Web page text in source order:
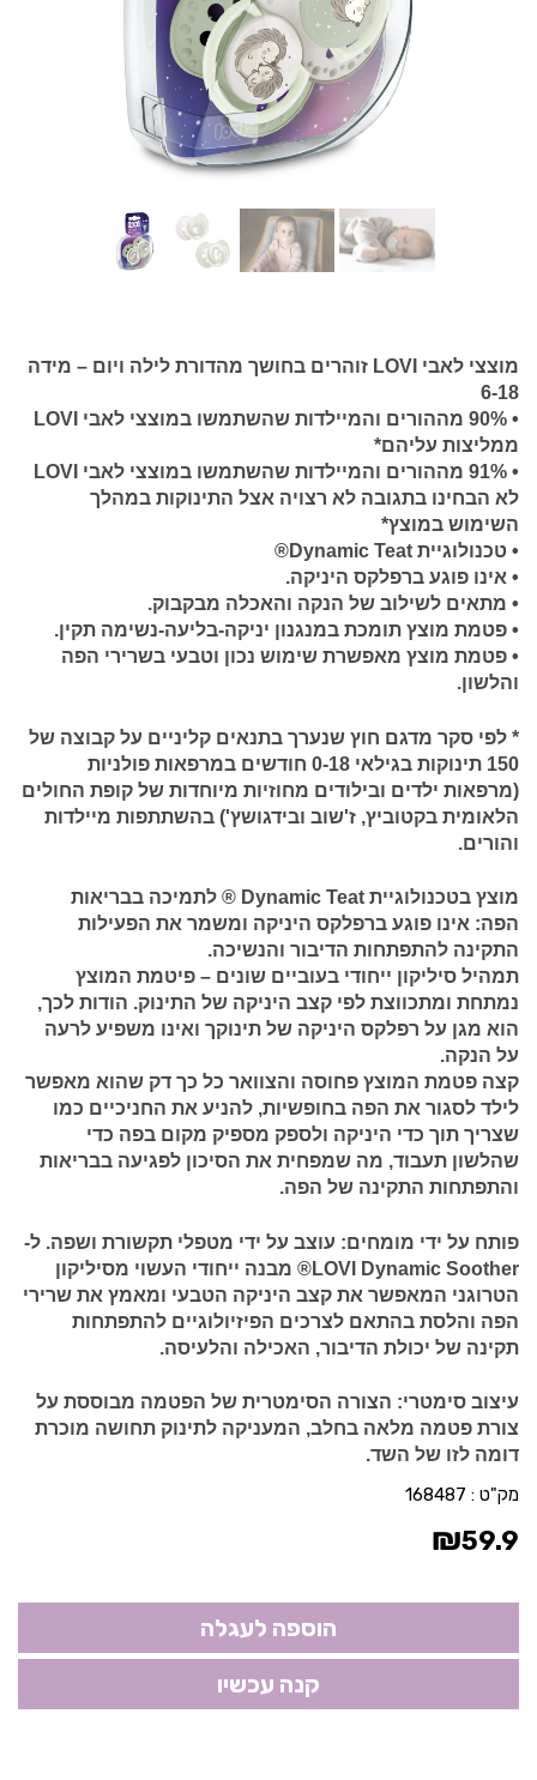
מוצצי לאבי LOVI זוהרים בחושך מהדורת לילה ויום – מידה
6-18
• 90% מההורים והמיילדות שהשתמשו במוצצי לאבי LOVI
ממליצות עליהם*
• 91% מההורים והמיילדות שהשתמשו במוצצי לאבי LOVI
לא הבחינו בתגובה לא רצויה אצל התינוקות במהלך
השימוש במוצץ*
• טכנולוגיית Dynamic Teat®
• אינו פוגע ברפלקס היניקה.
• מתאים לשילוב של הנקה והאכלה מבקבוק.
• פטמת מוצץ תומכת במנגנון יניקה-בליעה-נשימה תקין.
• פטמת מוצץ מאפשרת שימוש נכון וטבעי בשרירי הפה
והלשון.
* לפי סקר מדגם חוץ שנערך בתנאים קליניים על קבוצה של
150 תינוקות בגילאי 0-18 חודשים במרפאות פולניות
(מרפאות ילדים ובילודים מחוזיות מיוחדות של קופת החולים
הלאומית בקטוביץ, ז'שוב ובידגושץ') בהשתתפות מיילדות
והורים.
מוצץ בטכנולוגיית Dynamic Teat ® לתמיכה בבריאות
הפה: אינו פוגע ברפלקס היניקה ומשמר את הפעילות
התקינה להתפתחות הדיבור והנשיכה.
תמהיל סיליקון ייחודי בעוביים שונים – פיטמת המוצץ
נמתחת ומתכווצת לפי קצב היניקה של התינוק. הודות לכך,
הוא מגן על רפלקס היניקה של תינוקך ואינו משפיע לרעה
על הנקה.
קצה פטמת המוצץ פחוסה והצוואר כל כך דק שהוא מאפשר
לילד לסגור את הפה בחופשיות, להניע את החניכיים כמו
שצריך תוך כדי היניקה ולספק מספיק מקום בפה כדי
שהלשון תעבוד, מה שמפחית את הסיכון לפגיעה בבריאות
והתפתחות התקינה של הפה.
פותח על ידי מומחים: עוצב על ידי מטפלי תקשורת ושפה. ל-
LOVI Dynamic Soother® מבנה ייחודי העשוי מסיליקון
הטרוגני המאפשר את קצב היניקה הטבעי ומאמץ את שרירי
הפה והלסת בהתאם לצרכים הפיזיולוגיים להתפתחות
תקינה של יכולת הדיבור, האכילה והלעיסה.
עיצוב סימטרי: הצורה הסימטרית של הפטמה מבוססת על
צורת פטמה מלאה בחלב, המעניקה לתינוק תחושה מוכרת
דומה לזו של השד.
מק"ט : 168487
₪59.9